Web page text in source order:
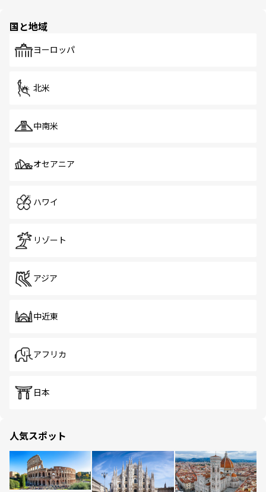
で、ホーカーズは地元の風情を楽しめる外せないスポット
国と地域
ヨーロッパ
北米
中南米
オセアニア
ハワイ
リゾート
アジア
中近東
アフリカ
日本
人気スポット